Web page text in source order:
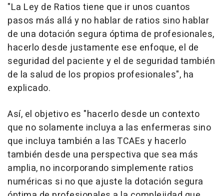
"La Ley de Ratios tiene que ir unos cuantos
pasos más allá y no hablar de ratios sino hablar
de una dotación segura óptima de profesionales,
hacerlo desde justamente ese enfoque, el de
seguridad del paciente y el de seguridad también
de la salud de los propios profesionales", ha
explicado.
Así, el objetivo es "hacerlo desde un contexto
que no solamente incluya a las enfermeras sino
que incluya también a las TCAEs y hacerlo
también desde una perspectiva que sea más
amplia, no incorporando simplemente ratios
numéricas si no que ajuste la dotación segura